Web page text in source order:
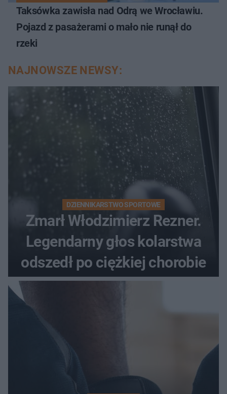
Taksówka zawisła nad Odrą we Wrocławiu.
Pojazd z pasażerami o mało nie runął do
rzeki
NAJNOWSZE NEWSY:
DZIENNIKARSTWO SPORTOWE
Zmarł Włodzimierz Rezner.
Legendarny głos kolarstwa
odszedł po ciężkiej chorobie